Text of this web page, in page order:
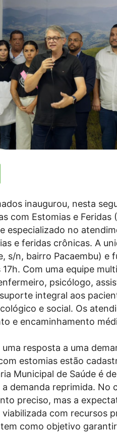
inaugurou, nesta
com Estomias e Feridas
especializado no
e feridas crônicas. A
s/n, bairro Pacaembu) e
Com uma equipe
psicólogo,
integral aos
e social. Os
e encaminhamento
uma resposta a uma
estomias estão
Municipal de Saúde é
demanda reprimida. No
preciso, mas a
com recursos
como objetivo